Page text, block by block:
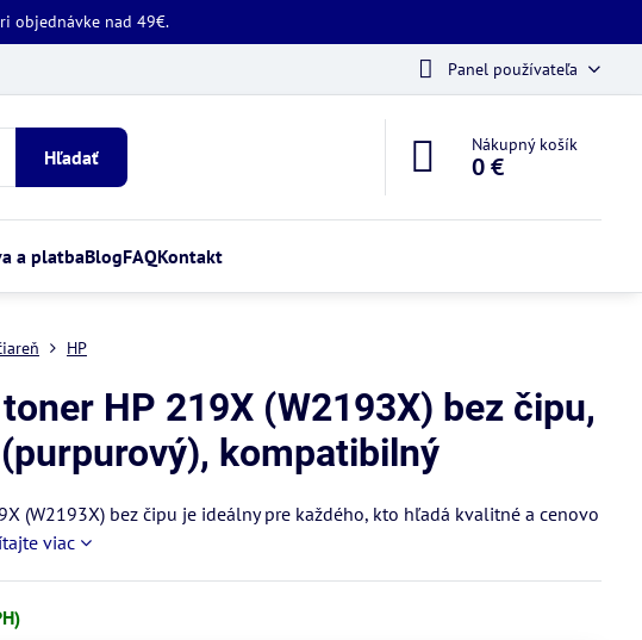
objednávke nad 49€.
Panel používateľa
Hľadať
Nákupný košík
0 €
a platbaBlogFAQKontakt
HP
HP 219X (W2193X) bez čipu,
kompatibilný
(W2193X) bez čipu je ideálny pre každého, kto hľadá kvalitné a cenovo
viac